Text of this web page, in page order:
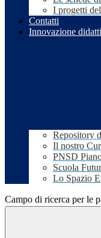
I progetti
Contatti
Innovazione
Repository
Il nostro
PNSD
Scuola
Lo Spazio
Campo di ricerca per le